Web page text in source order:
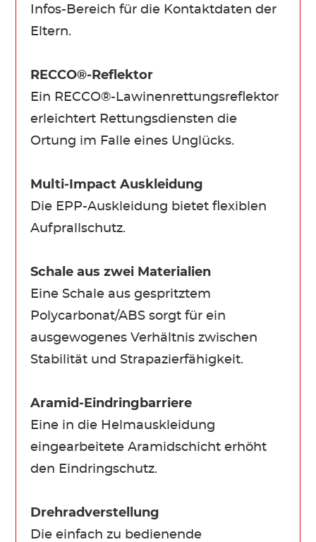
Infos-Bereich für die Kontaktdaten der
Eltern.
RECCO®-Reflektor
Ein RECCO®-Lawinenrettungsreflektor
erleichtert Rettungsdiensten die
Ortung im Falle eines Unglücks.
Multi-Impact Auskleidung
Die EPP-Auskleidung bietet flexiblen
Aufprallschutz.
Schale aus zwei Materialien
Eine Schale aus gespritztem
Polycarbonat/ABS sorgt für ein
ausgewogenes Verhältnis zwischen
Stabilität und Strapazierfähigkeit.
Aramid-Eindringbarriere
Eine in die Helmauskleidung
eingearbeitete Aramidschicht erhöht
den Eindringschutz.
Drehradverstellung
Die einfach zu bedienende